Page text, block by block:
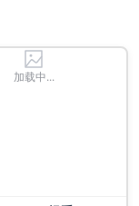
加载中...